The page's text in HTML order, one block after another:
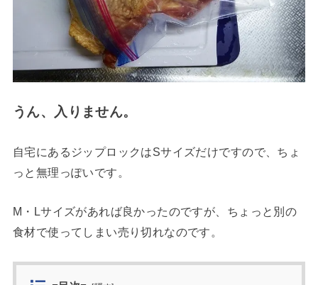
うん、入りません。
自宅にあるジップロックはSサイズだけですので、ちょ
っと無理っぽいです。
M・Lサイズがあれば良かったのですが、ちょっと別の
食材で使ってしまい売り切れなのです。